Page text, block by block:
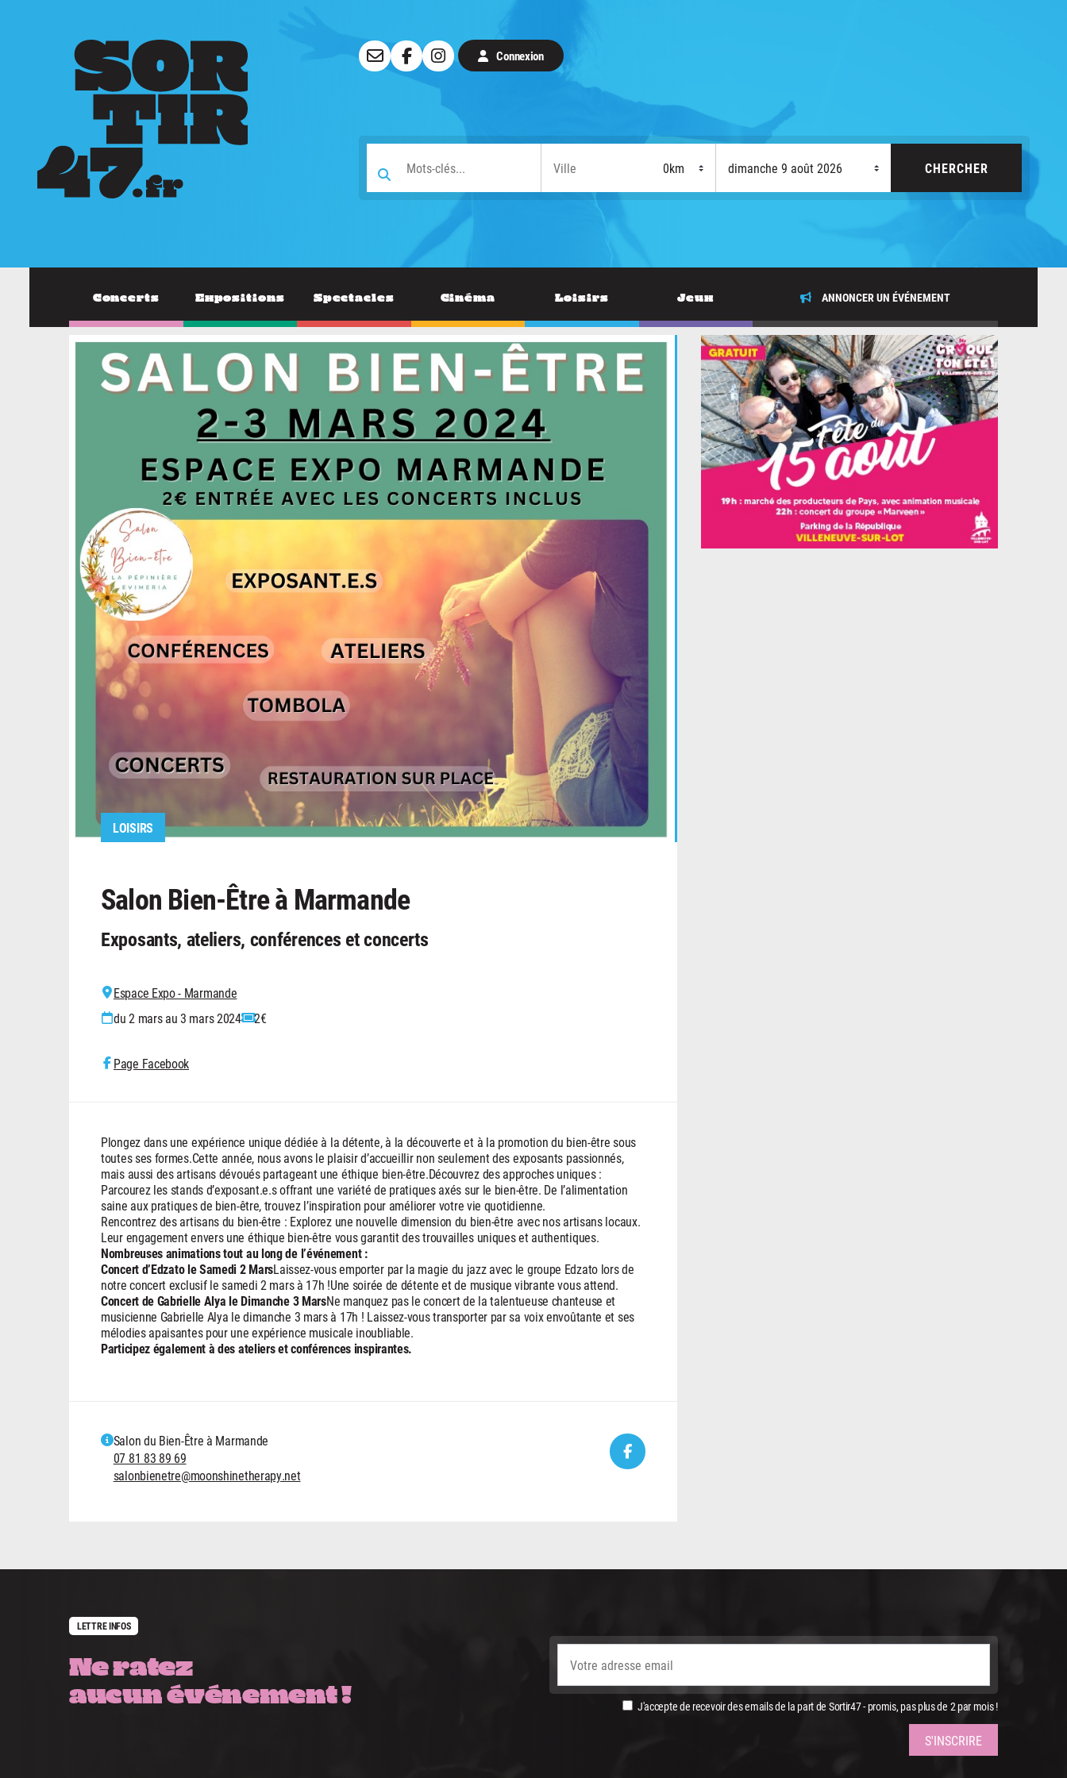
Connexion
Concerts Expositions Spectacles Cinéma Loisirs Jeux ANNONCER UN ÉVÉNEMENT
LOISIRS
Salon Bien-Être à Marmande
Exposants, ateliers, conférences et concerts
Espace Expo - Marmande
du 2 mars au 3 mars 2024
2€
Page Facebook
Plongez dans une expérience unique dédiée à la détente, à la découverte et à la promotion du bien-être sous
toutes ses formes.Cette année, nous avons le plaisir d’accueillir non seulement des exposants passionnés,
mais aussi des artisans dévoués partageant une éthique bien-être.Découvrez des approches uniques :
Parcourez les stands d’exposant.e.s offrant une variété de pratiques axés sur le bien-être. De l’alimentation
saine aux pratiques de bien-être, trouvez l’inspiration pour améliorer votre vie quotidienne.
Rencontrez des artisans du bien-être : Explorez une nouvelle dimension du bien-être avec nos artisans locaux.
Leur engagement envers une éthique bien-être vous garantit des trouvailles uniques et authentiques.
Nombreuses animations tout au long de l’événement :
Concert d’Edzato le Samedi 2 MarsLaissez-vous emporter par la magie du jazz avec le groupe Edzato lors de
notre concert exclusif le samedi 2 mars à 17h !Une soirée de détente et de musique vibrante vous attend.
Concert de Gabrielle Alya le Dimanche 3 MarsNe manquez pas le concert de la talentueuse chanteuse et
musicienne Gabrielle Alya le dimanche 3 mars à 17h ! Laissez-vous transporter par sa voix envoûtante et ses
mélodies apaisantes pour une expérience musicale inoubliable.
Participez également à des ateliers et conférences inspirantes.
Salon du Bien-Être à Marmande
07 81 83 89 69
salonbienetre@moonshinetherapy.net
LETTRE INFOS
Ne ratez
aucun événement !
J'accepte de recevoir des emails de la part de Sortir47 - promis, pas plus de 2 par mois !